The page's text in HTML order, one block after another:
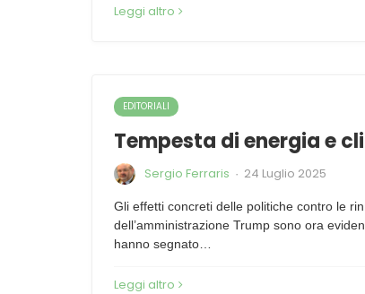
Leggi altro
EDITORIALI
Tempesta di energia e
Sergio Ferraris · 24 Luglio 2025
Gli effetti concreti delle politiche contro le
dell’amministrazione Trump sono ora
hanno segnato…
Leggi altro